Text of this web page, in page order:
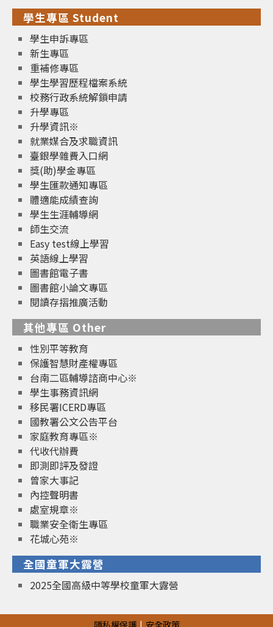
學生專區 Student
學生申訴專區
新生專區
重補修專區
學生學習歷程檔案系統
校務行政系統解鎖申請
升學專區
升學資訊※
就業媒合及求職資訊
臺銀學雜費入口網
獎(助)學金專區
學生匯款通知專區
體適能成績查詢
學生生涯輔導網
師生交流
Easy test線上學習
英語線上學習
圖書館電子書
圖書館小論文專區
閱讀存摺推廣活動
其他專區 Other
性別平等教育
保護智慧財產權專區
台南二區輔導諮商中心※
學生事務資訊網
移民署ICERD專區
國教署公文公告平台
家庭教育專區※
代收代辦費
即測即評及發證
曾家大事記
內控聲明書
處室規章※
職業安全衛生專區
花城心苑※
全國童軍大露營
2025全國高級中等學校童軍大露營
隱私權保護 安全政策